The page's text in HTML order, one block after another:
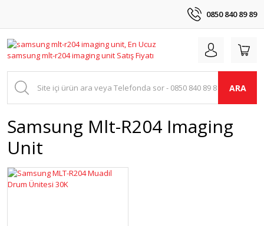
0850 840 89 89
ARA
Samsung Mlt-R204 Imaging
Unit